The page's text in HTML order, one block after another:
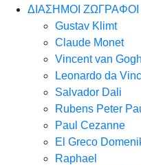
ΔΙΑΣΗΜΟΙ ΖΩΓΡΑΦΟΙ
Gustav Klimt
Claude Monet
Vincent van Gogh
Leonardo da
Salvador Dali
Rubens Peter
Paul Cezanne
El Greco
Raphael